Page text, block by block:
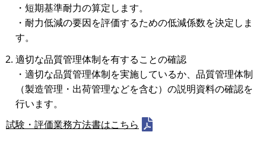
・短期基準耐力の算定します。
・耐力低減の要因を評価するための低減係数を決定しま
す。
適切な品質管理体制を有することの確認
・適切な品質管理体制を実施しているか、品質管理体制
（製造管理・出荷管理などを含む）の説明資料の確認を
行います。
試験・評価業務方法書はこちら